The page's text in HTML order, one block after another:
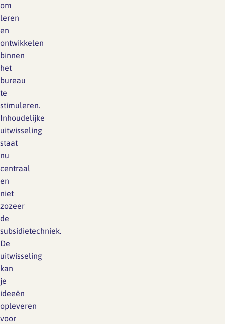
om
leren
en
ontwikkelen
binnen
het
bureau
te
stimuleren.
Inhoudelijke
uitwisseling
staat
nu
centraal
en
niet
zozeer
de
subsidietechniek.
De
uitwisseling
kan
je
ideeën
opleveren
voor